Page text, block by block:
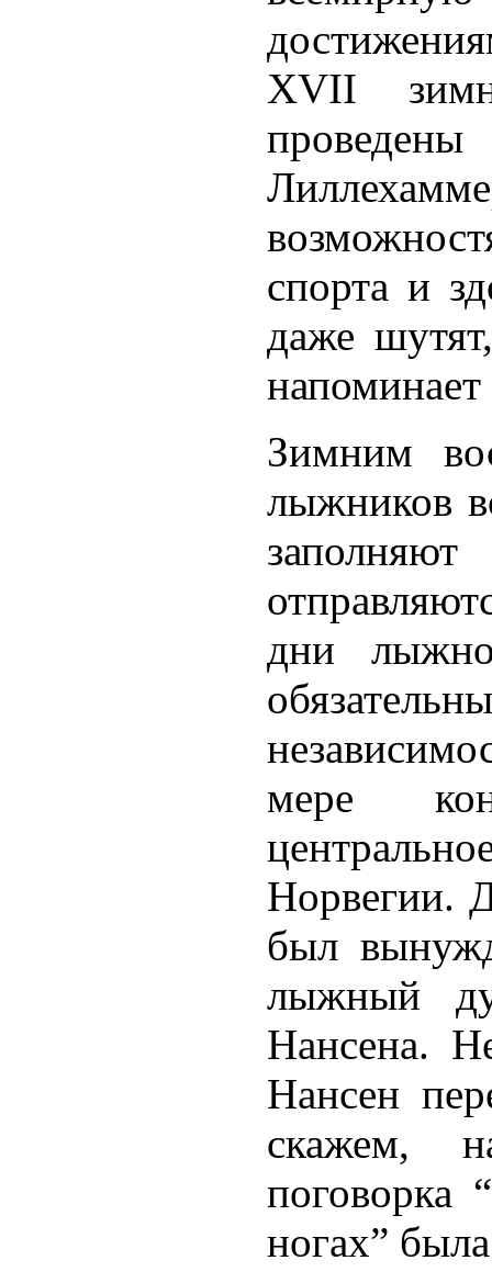
XVII
спорта и
даже
Зимним
лыжников
дни
мере
Норвегии.
был
лыжный
Нансена.
Нансен
скажем,
ногах”